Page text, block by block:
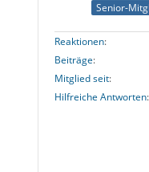
Senior-
Reaktionen
Beiträge
Mitglied seit
Hilfreiche Antworten